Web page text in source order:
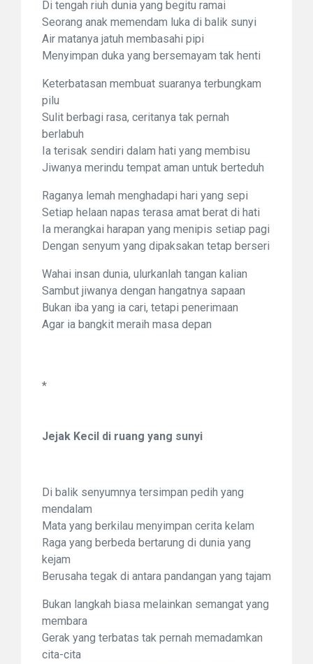
Di tengah riuh dunia yang begitu ramai
Seorang anak memendam luka di balik sunyi
Air matanya jatuh membasahi pipi
Menyimpan duka yang bersemayam tak henti
Keterbatasan membuat suaranya terbungkam
pilu
Sulit berbagi rasa, ceritanya tak pernah
berlabuh
Ia terisak sendiri dalam hati yang membisu
Jiwanya merindu tempat aman untuk berteduh
Raganya lemah menghadapi hari yang sepi
Setiap helaan napas terasa amat berat di hati
Ia merangkai harapan yang menipis setiap pagi
Dengan senyum yang dipaksakan tetap berseri
Wahai insan dunia, ulurkanlah tangan kalian
Sambut jiwanya dengan hangatnya sapaan
Bukan iba yang ia cari, tetapi penerimaan
Agar ia bangkit meraih masa depan
*
Jejak Kecil di ruang yang sunyi
Di balik senyumnya tersimpan pedih yang
mendalam
Mata yang berkilau menyimpan cerita kelam
Raga yang berbeda bertarung di dunia yang
kejam
Berusaha tegak di antara pandangan yang tajam
Bukan langkah biasa melainkan semangat yang
membara
Gerak yang terbatas tak pernah memadamkan
cita-cita